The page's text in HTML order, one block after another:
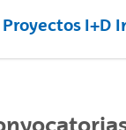
Proyectos I+D